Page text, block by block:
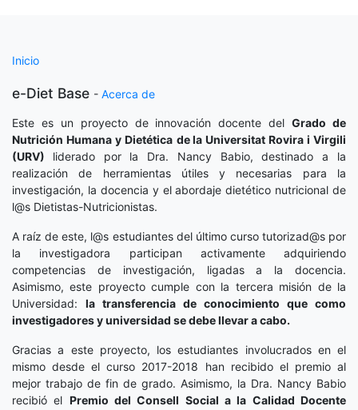
Inicio
e-Diet Base - Acerca de
Este es un proyecto de innovación docente delGrado de
Nutrición Humana y Dietética de la Universitat Rovira i Virgili
(URV) liderado por la Dra. Nancy Babio, destinado a la
realización de herramientas útiles y necesarias para la
investigación, la docencia y el abordaje dietético nutricional de
l@s Dietistas-Nutricionistas.
A raíz de este, l@s estudiantes del último curso tutorizad@s por
la investigadora participan activamente adquiriendo
competencias de investigación, ligadas a la docencia.
Asimismo, este proyecto cumple con la tercera misión de la
Universidad: la transferencia de conocimiento que como
investigadores y universidad se debe llevar a cabo.
Gracias a este proyecto, los estudiantes involucrados en el
mismo desde el curso 2017-2018 han recibido el premio al
mejor trabajo de fin de grado. Asimismo, la Dra. Nancy Babio
recibió el Premio del Consell Social a la Calidad Docente